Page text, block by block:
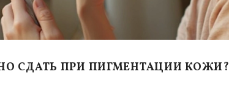
СДАТЬ ПРИ ПИГМЕНТАЦИИ КОЖИ?